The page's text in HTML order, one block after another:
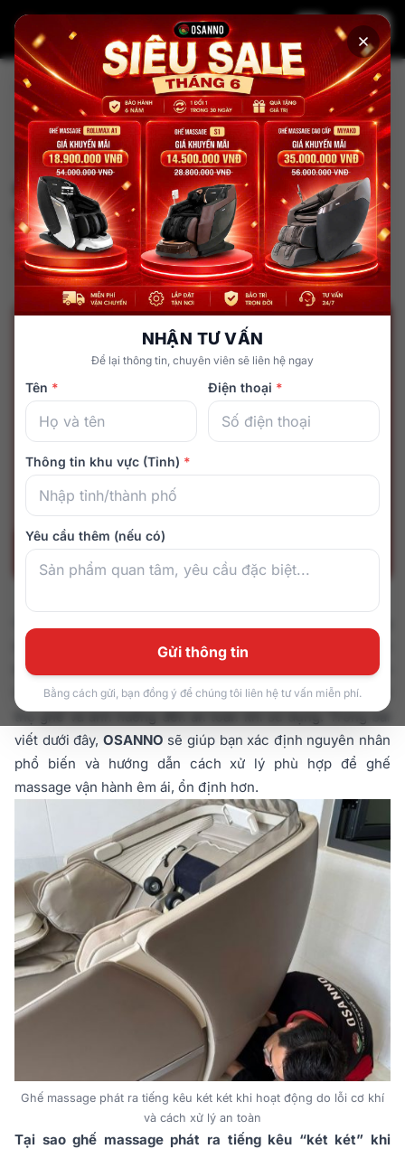
Trang chủ
Tin tức
Cách xử lý Ghế massage phát ra tiếng kêu &#8220;két
két&#8221; khi hoạt động
Chăm sóc và sửa chữa ghế massage
Cách xử lý Ghế massage phát ra
tiếng kêu “két két” khi hoạt động
admin30 tháng 1, 2025
không chỉ gây khó chịu mà còn có thể là dấu hiệu cảnh
báo các vấn đề kỹ thuật bên trong. Nếu không được kiểm
tra và xử lý đúng cách, tình trạng này có thể làm giảm tuổi
thọ ghế và ảnh hưởng đến an toàn khi sử dụng. Trong bài
viết dưới đây, OSANNO sẽ giúp bạn xác định nguyên nhân
phổ biến và hướng dẫn cách xử lý phù hợp để ghế
massage vận hành êm ái, ổn định hơn.
Ghế massage phát ra tiếng kêu két két khi hoạt động do lỗi cơ khí
và cách xử lý an toàn
Tại sao ghế massage phát ra tiếng kêu “két két” khi
NHẬN TƯ VẤN
Để lại thông tin, chuyên viên sẽ liên hệ ngay
Tên * Điện thoại *
Thông tin khu vực (Tỉnh) *
Yêu cầu thêm (nếu có)
Gửi thông tin
Bằng cách gửi, bạn đồng ý để chúng tôi liên hệ tư vấn miễn phí.